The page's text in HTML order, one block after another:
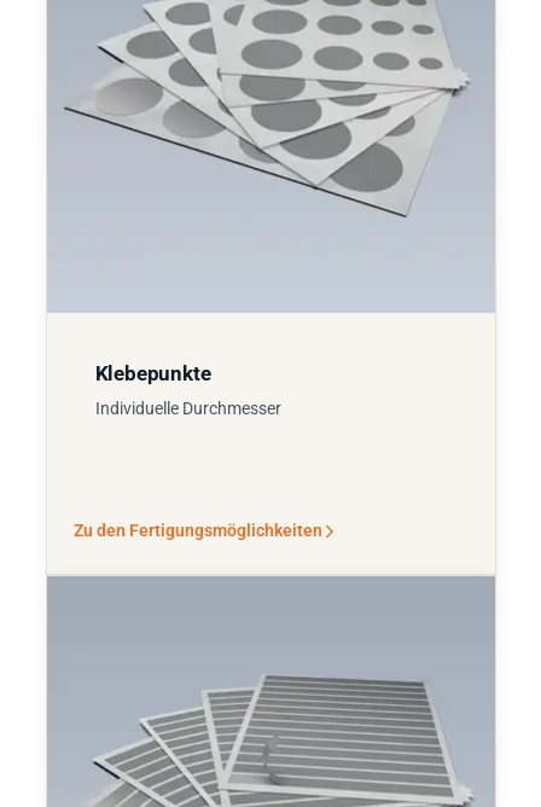
Klebepunkte
Individuelle Durchmesser
Zu den Fertigungsmöglichkeiten